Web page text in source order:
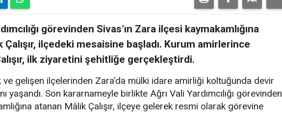
görevinden Sivas’ın Zara ilçesi kaymakamlığına
Çalışır, ilçedeki mesaisine başladı. Kurum amirlerince
ilk ziyaretini şehitliğe gerçekleştirdi.
ve gelişen ilçelerinden Zara’da mülki idare amirliği koltuğunda devir
yaşandı. Son kararnameyle birlikte Ağrı Vali Yardımcılığı görevinden
atanan Mâlik Çalışır, ilçeye gelerek resmi olarak görevine